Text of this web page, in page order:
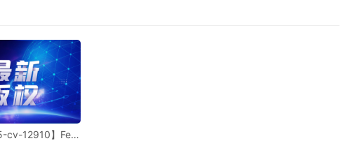
cv-12910】Fear